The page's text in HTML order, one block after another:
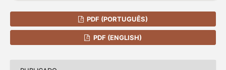
PDF (PORTUGUÊS)
PDF (ENGLISH)